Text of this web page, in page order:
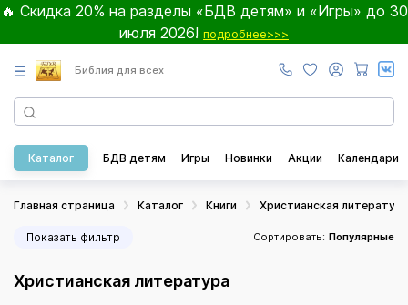
🔥 Скидка 20% на разделы «БДВ детям» и «Игры» до 30
июля 2026! подробнее>>>
☰ Библия для всех
Каталог БДВ детям Игры Новинки Акции Календари
Главная страница Каталог Книги Христианская литература
Показать фильтр Сортировать: Популярные
Христианская литература